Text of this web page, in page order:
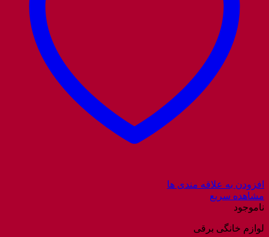
افزودن به علاقه مندی ها
مشاهده سریع
ناموجود
لوازم خانگی برقی